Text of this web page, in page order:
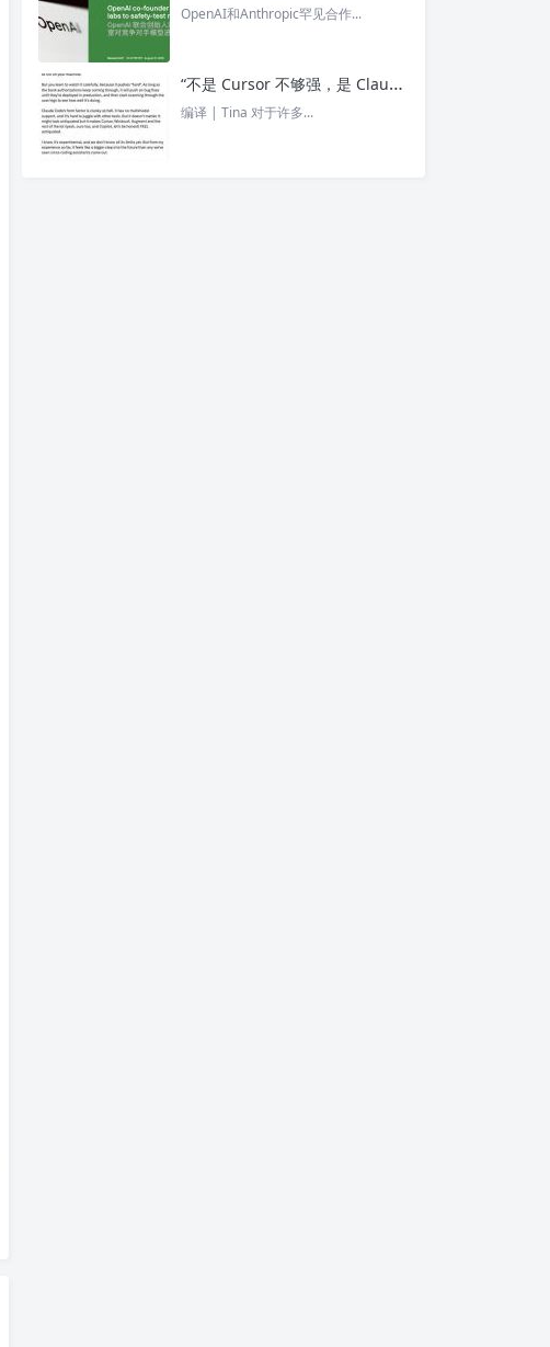
OpenAI和Anthropic罕见合作...
“不是 Cursor 不够强，是 Claude Code 太猛了” ！创始人详解Claude Code如何改写编程方式 – 今日头条
编译 | Tina 对于许多...